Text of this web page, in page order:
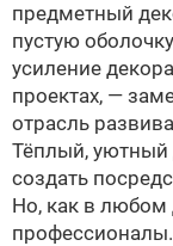
предметный
пустую
усиление
проектах, —
отрасль
Тёплый,
создать
Но, как в любом